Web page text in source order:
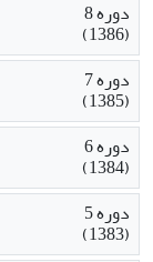
دوره 8
(1386)
دوره 7
(1385)
دوره 6
(1384)
دوره 5
(1383)